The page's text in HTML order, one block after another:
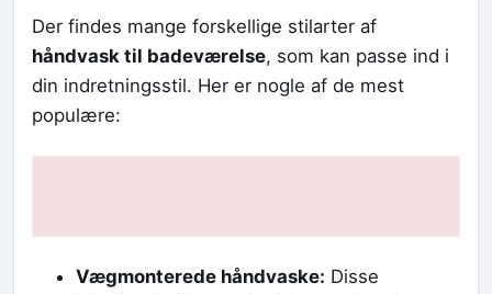
Der findes mange forskellige stilarter af
håndvask til badeværelse, som kan passe ind i
din indretningsstil. Her er nogle af de mest
populære:
Vægmonterede håndvaske: Disse